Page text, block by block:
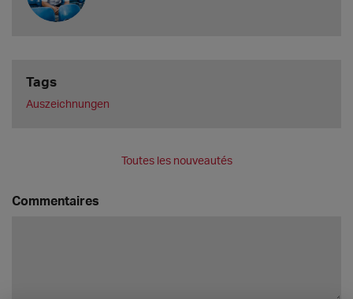
Tags
Auszeichnungen
Toutes les nouveautés
Commentaires